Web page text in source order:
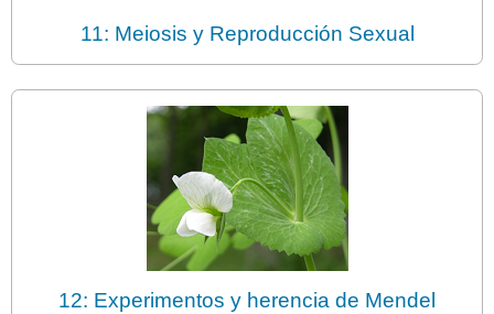
11: Meiosis y Reproducción Sexual
12: Experimentos y herencia de Mendel